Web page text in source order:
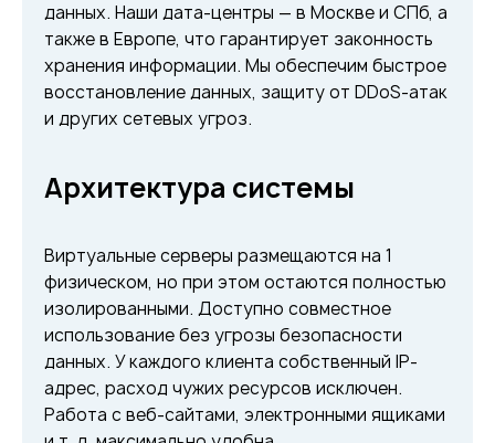
данных. Наши дата-центры — в Москве и СПб, а
также в Европе, что гарантирует законность
хранения информации. Мы обеспечим быстрое
восстановление данных, защиту от DDoS-атак
и других сетевых угроз.
Архитектура системы
Виртуальные серверы размещаются на 1
физическом, но при этом остаются полностью
изолированными. Доступно совместное
использование без угрозы безопасности
данных. У каждого клиента собственный IP-
адрес, расход чужих ресурсов исключен.
Работа с веб-сайтами, электронными ящиками